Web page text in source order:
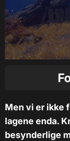
Men vi er ikke
lagene enda.
besynderlige